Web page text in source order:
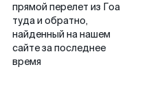
прямой перелет из Гоа
туда и обратно,
найденный на нашем
сайте за последнее
время